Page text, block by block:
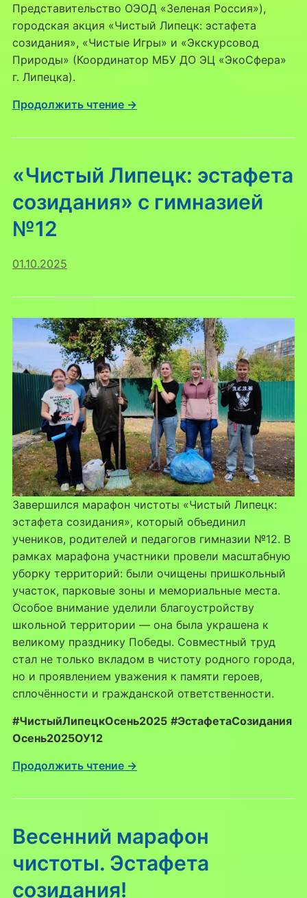
Представительство ОЭОД «Зеленая Россия»),
городская акция «Чистый Липецк: эстафета
созидания», «Чистые Игры» и «Экскурсовод
Природы» (Координатор МБУ ДО ЭЦ «ЭкоСфера»
г. Липецка).
Продолжить чтение →
«Чистый Липецк: эстафета
созидания» с гимназией
№12
01.10.2025
Завершился марафон чистоты «Чистый Липецк:
эстафета созидания», который объединил
учеников, родителей и педагогов гимназии №12. В
рамках марафона участники провели масштабную
уборку территорий: были очищены пришкольный
участок, парковые зоны и мемориальные места.
Особое внимание уделили благоустройству
школьной территории — она была украшена к
великому празднику Победы. Совместный труд
стал не только вкладом в чистоту родного города,
но и проявлением уважения к памяти героев,
сплочённости и гражданской ответственности.
#ЧистыйЛипецкОсень2025 #ЭстафетаСозидания
Осень2025ОУ12
Продолжить чтение →
Весенний марафон
чистоты. Эстафета
созидания!